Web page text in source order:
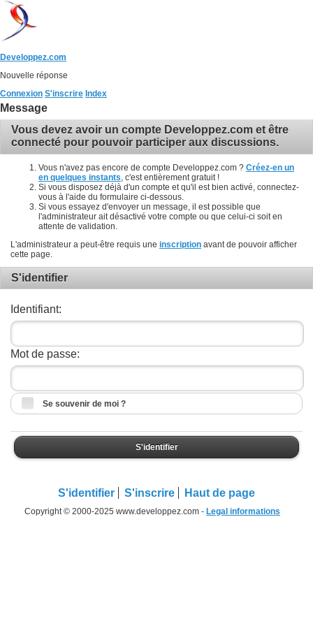
Developpez.com
Nouvelle réponse
Connexion S'inscrire Index
Message
Vous devez avoir un compte Developpez.com et être
connecté pour pouvoir participer aux discussions.
Vous n'avez pas encore de compte Developpez.com ? Créez-en un
en quelques instants , c'est entièrement gratuit !
Si vous disposez déjà d'un compte et qu'il est bien activé, connectez-
vous à l'aide du formulaire ci-dessous.
Si vous essayez d'envoyer un message, il est possible que
l'administrateur ait désactivé votre compte ou que celui-ci soit en
attente de validation.
L'administrateur a peut-être requis une inscription avant de pouvoir afficher
cette page.
S'identifier
Identifiant:
Mot de passe:
Se souvenir de moi ?
S'identifier
S'identifier S'inscrire Haut de page
Copyright © 2000-2025 www.developpez.com - Legal informations